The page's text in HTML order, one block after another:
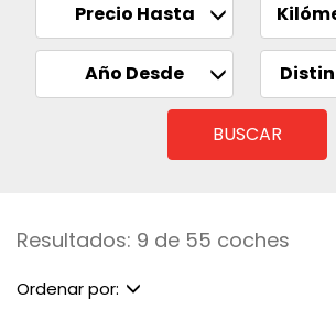
Precio Hasta
Año Desde
BUSCAR
Resultados: 9 de 55 coches
Ordenar por: